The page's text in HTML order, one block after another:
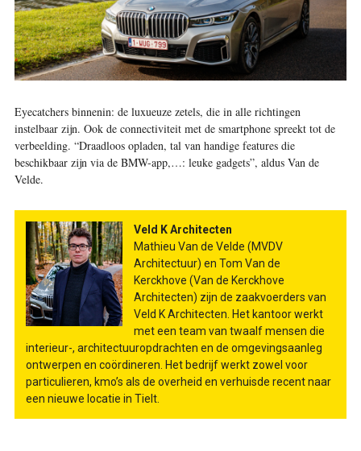
Eyecatchers binnenin: de luxueuze zetels, die in alle richtingen
instelbaar zijn. Ook de connectiviteit met de smartphone spreekt tot de
verbeelding. “Draadloos opladen, tal van handige features die
beschikbaar zijn via de BMW-app,…: leuke gadgets”, aldus Van de
Velde.
Veld K Architecten
Mathieu Van de Velde (MVDV
Architectuur) en Tom Van de
Kerckhove (Van de Kerckhove
Architecten) zijn de zaakvoerders van
Veld K Architecten. Het kantoor werkt
met een team van twaalf mensen die
interieur-, architectuuropdrachten en de omgevingsaanleg
ontwerpen en coördineren. Het bedrijf werkt zowel voor
particulieren, kmo’s als de overheid en verhuisde recent naar
een nieuwe locatie in Tielt.